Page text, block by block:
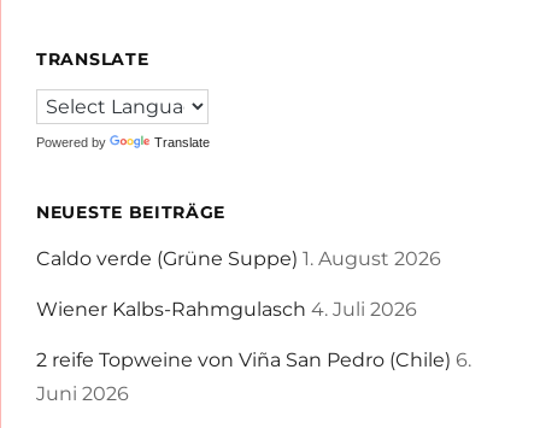
TRANSLATE
Powered by Translate
NEUESTE BEITRÄGE
Caldo verde (Grüne Suppe) 1. August 2026
Wiener Kalbs-Rahmgulasch 4. Juli 2026
2 reife Topweine von Viña San Pedro (Chile) 6.
Juni 2026